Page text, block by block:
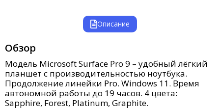
Описание
Обзор
Модель Microsoft Surface Pro 9 – удобный лёгкий
планшет с производительностью ноутбука.
Продолжение линейки Pro. Windows 11. Время
автономной работы до 19 часов. 4 цвета:
Sapphire, Forest, Platinum, Graphite.